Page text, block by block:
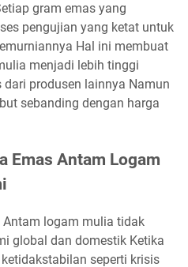
gram emas yang
pengujian yang ketat untuk
Hal ini membuat
menjadi lebih tinggi
produsen lainnya Namun
sebanding dengan harga
Emas Antam Logam
Antam logam mulia tidak
global dan domestik Ketika
seperti krisis